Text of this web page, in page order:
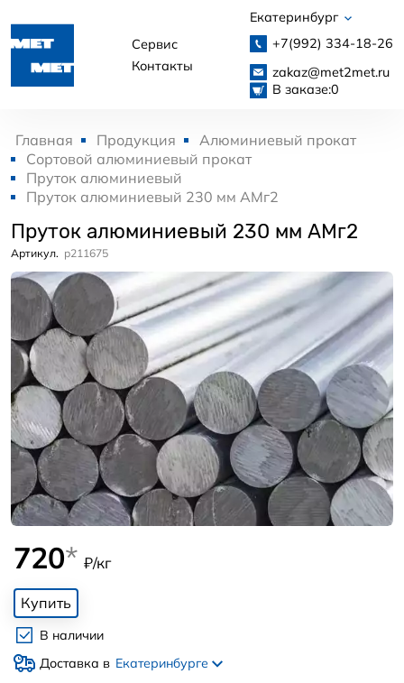
Сервис
Контакты
Екатеринбург
+7(992) 334-18-26
zakaz@met2met.ru
В заказе:0
Главная Продукция
Алюминиевый прокат
Сортовой алюминиевый прокат
Пруток алюминиевый
Пруток алюминиевый 230 мм АМг2
Пруток алюминиевый 230 мм АМг2
Артикул. p211675
720* ₽/кг
Купить
В наличии
Доставка в Екатеринбурге